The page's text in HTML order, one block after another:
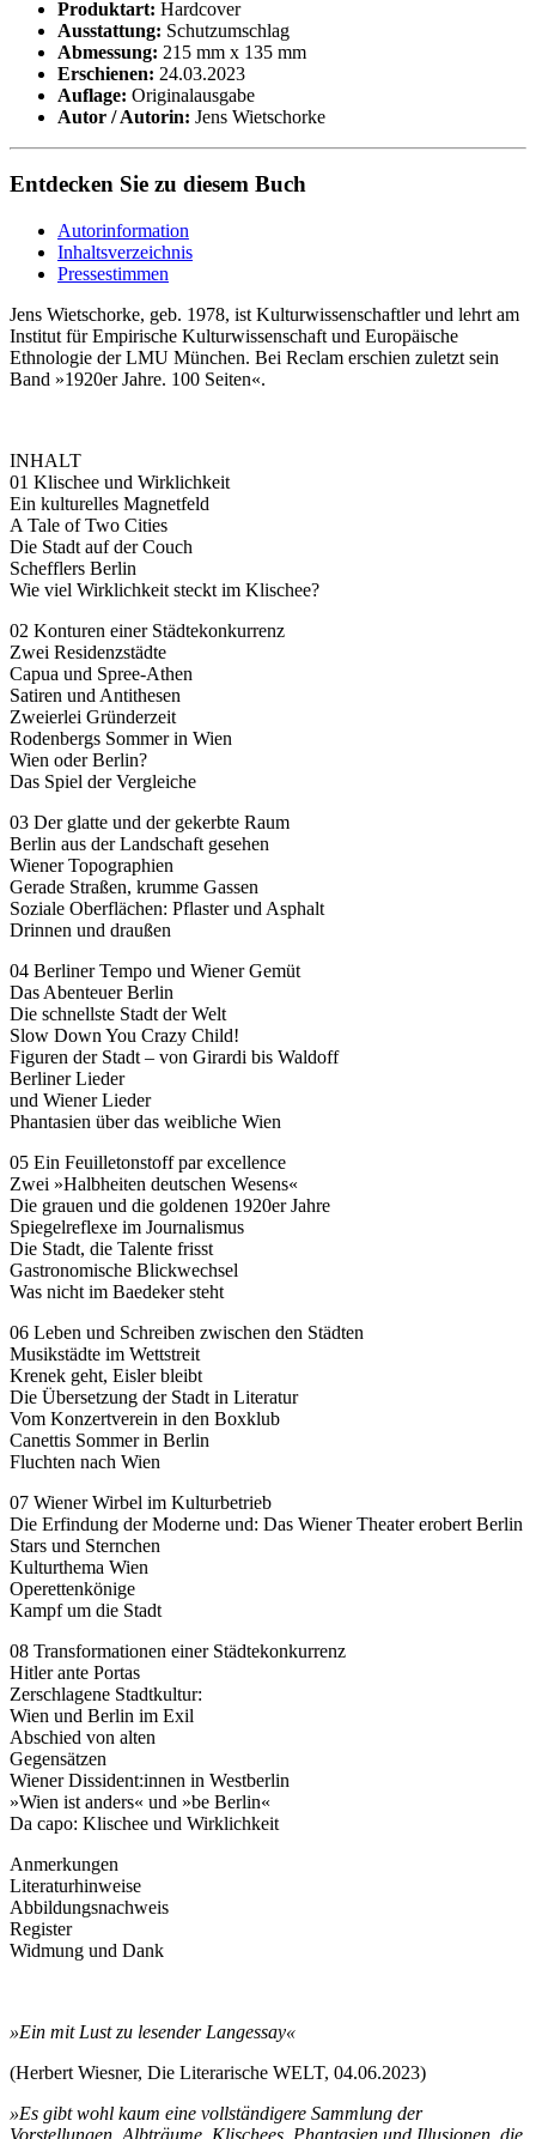
Produktart: Hardcover
Ausstattung: Schutzumschlag
Abmessung: 215 mm x 135 mm
Erschienen: 24.03.2023
Auflage: Originalausgabe
Autor / Autorin: Jens Wietschorke
Entdecken Sie zu diesem Buch
Autorinformation
Inhaltsverzeichnis
Pressestimmen
Jens Wietschorke, geb. 1978, ist Kulturwissenschaftler und lehrt am
Institut für Empirische Kulturwissenschaft und Europäische
Ethnologie der LMU München. Bei Reclam erschien zuletzt sein
Band »1920er Jahre. 100 Seiten«.
INHALT
01 Klischee und Wirklichkeit
Ein kulturelles Magnetfeld
A Tale of Two Cities
Die Stadt auf der Couch
Schefflers Berlin
Wie viel Wirklichkeit steckt im Klischee?
02 Konturen einer Städtekonkurrenz
Zwei Residenzstädte
Capua und Spree-Athen
Satiren und Antithesen
Zweierlei Gründerzeit
Rodenbergs Sommer in Wien
Wien oder Berlin?
Das Spiel der Vergleiche
03 Der glatte und der gekerbte Raum
Berlin aus der Landschaft gesehen
Wiener Topographien
Gerade Straßen, krumme Gassen
Soziale Oberflächen: Pflaster und Asphalt
Drinnen und draußen
04 Berliner Tempo und Wiener Gemüt
Das Abenteuer Berlin
Die schnellste Stadt der Welt
Slow Down You Crazy Child!
Figuren der Stadt – von Girardi bis Waldoff
Berliner Lieder
und Wiener Lieder
Phantasien über das weibliche Wien
05 Ein Feuilletonstoff par excellence
Zwei »Halbheiten deutschen Wesens«
Die grauen und die goldenen 1920er Jahre
Spiegelreflexe im Journalismus
Die Stadt, die Talente frisst
Gastronomische Blickwechsel
Was nicht im Baedeker steht
06 Leben und Schreiben zwischen den Städten
Musikstädte im Wettstreit
Krenek geht, Eisler bleibt
Die Übersetzung der Stadt in Literatur
Vom Konzertverein in den Boxklub
Canettis Sommer in Berlin
Fluchten nach Wien
07 Wiener Wirbel im Kulturbetrieb
Die Erfindung der Moderne und: Das Wiener Theater erobert Berlin
Stars und Sternchen
Kulturthema Wien
Operettenkönige
Kampf um die Stadt
08 Transformationen einer Städtekonkurrenz
Hitler ante Portas
Zerschlagene Stadtkultur:
Wien und Berlin im Exil
Abschied von alten
Gegensätzen
Wiener Dissident:innen in Westberlin
»Wien ist anders« und »be Berlin«
Da capo: Klischee und Wirklichkeit
Anmerkungen
Literaturhinweise
Abbildungsnachweis
Register
Widmung und Dank
»Ein mit Lust zu lesender Langessay«
(Herbert Wiesner, Die Literarische WELT, 04.06.2023)
»Es gibt wohl kaum eine vollständigere Sammlung der
Vorstellungen, Albträume, Klischees, Phantasien und Illusionen, die